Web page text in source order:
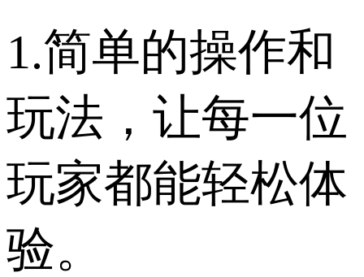
1.简单的操作和
玩法，让每一位
玩家都能轻松体
验。